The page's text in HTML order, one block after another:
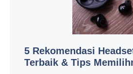
5 Rekomendasi
Terbaik & Tips